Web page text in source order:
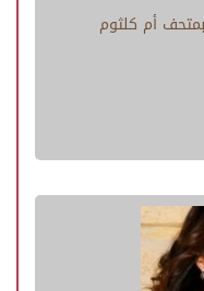
أم كلثوم